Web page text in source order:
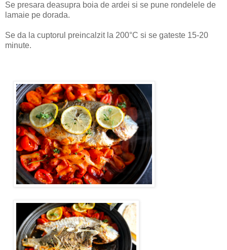
Se presara deasupra boia de ardei si se pune rondelele de
lamaie pe dorada.
Se da la cuptorul preincalzit la 200°C si se gateste 15-20
minute.